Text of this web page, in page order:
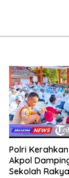
Polri
Akpol
Sekolah